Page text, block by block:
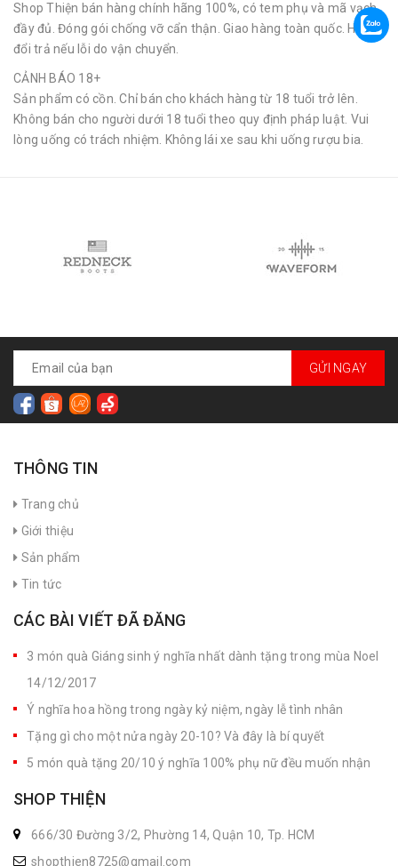
Shop Thiện bán hàng chính hãng 100%, có tem phụ và mã vạch
đầy đủ. Đóng gói chống vỡ cẩn thận. Giao hàng toàn quốc. Hỗ trợ
đổi trả nếu lỗi do vận chuyển.
CẢNH BÁO 18+
Sản phẩm có cồn. Chỉ bán cho khách hàng từ 18 tuổi trở lên.
Không bán cho người dưới 18 tuổi theo quy định pháp luật. Vui
lòng uống có trách nhiệm. Không lái xe sau khi uống rượu bia.
GỬI NGAY
THÔNG TIN
Trang chủ
Giới thiệu
Sản phẩm
Tin tức
CÁC BÀI VIẾT ĐÃ ĐĂNG
3 món quà Giáng sinh ý nghĩa nhất dành tặng trong mùa Noel
14/12/2017
Ý nghĩa hoa hồng trong ngày kỷ niệm, ngày lễ tình nhân
Tặng gì cho một nửa ngày 20-10? Và đây là bí quyết
5 món quà tặng 20/10 ý nghĩa 100% phụ nữ đều muốn nhận
SHOP THIỆN
666/30 Đường 3/2, Phường 14, Quận 10, Tp. HCM
shopthien8725@gmail.com